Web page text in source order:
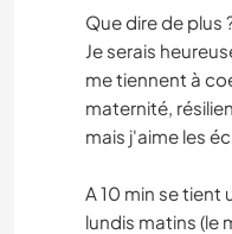
Que dire de plus
Je serais
me tiennent à
maternité,
mais j'aime les
A 10 min se tient
lundis matins (le